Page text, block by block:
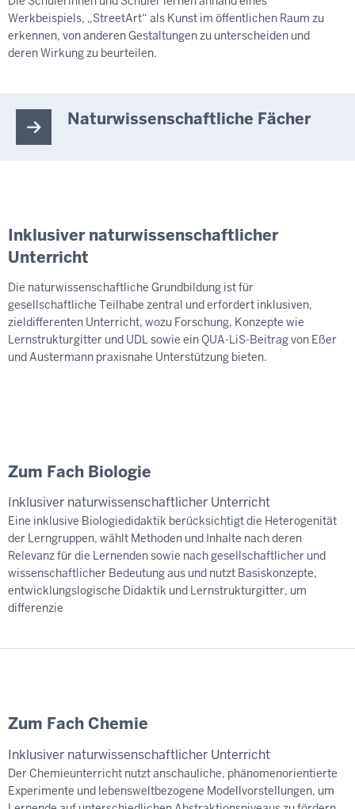
Werkbeispiels, „StreetArt“ als Kunst im öffentlichen Raum zu
erkennen, von anderen Gestaltungen zu unterscheiden und
deren Wirkung zu beurteilen.
Naturwissenschaftliche Fächer
Inklusiver naturwissenschaftlicher
Unterricht
Die naturwissenschaftliche Grundbildung ist für
gesellschaftliche Teilhabe zentral und erfordert inklusiven,
zieldifferenten Unterricht, wozu Forschung, Konzepte wie
Lernstrukturgitter und UDL sowie ein QUA-LiS-Beitrag von Eßer
und Austermann praxisnahe Unterstützung bieten.
Zum Fach Biologie
Inklusiver naturwissenschaftlicher Unterricht
Eine inklusive Biologiedidaktik berücksichtigt die Heterogenität
der Lerngruppen, wählt Methoden und Inhalte nach deren
Relevanz für die Lernenden sowie nach gesellschaftlicher und
wissenschaftlicher Bedeutung aus und nutzt Basiskonzepte,
entwicklungslogische Didaktik und Lernstrukturgitter, um
differenzie
Zum Fach Chemie
Inklusiver naturwissenschaftlicher Unterricht
Der Chemieunterricht nutzt anschauliche, phänomenorientierte
Experimente und lebensweltbezogene Modellvorstellungen, um